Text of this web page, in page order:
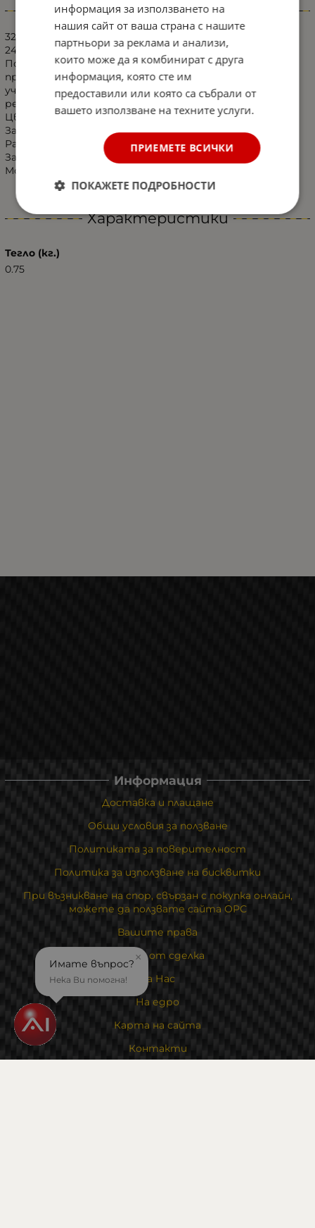
Информация
32 Led Лед Сигнална лампа, аварийна, маяк, буркан 12V
24Vс магнитна база -
Подходяща за пътни превозни средства, които
превишават габарита или са опасни за останалите
участници в движението: трактори, комбайни,
репатраци, снегорини, аварийни автомобили и др.
Цвят - жълт.
Захранване - 12V
Размери: 160 х 128 мм
Закрепване: магнит
Мощност: 15W
Характеристики
Тегло (кг.)
0.75
Информация
Доставка и плащане
Общи условия за ползване
Политиката за поверителност
Политика за използване на бисквитки
При възникване на спор, свързан с покупка онлайн,
можете да ползвате сайта ОРС
Вашите права
Отказ от сделка
За Нас
На едро
Карта на сайта
Контакти
информация за използването на
нашия сайт от ваша страна с нашите
партньори за реклама и анализи,
които може да я комбинират с друга
информация, която сте им
предоставили или която са събрали от
вашето използване на техните услуги.
ПРИЕМЕТЕ ВСИЧКИ
ПОКАЖЕТЕ ПОДРОБНОСТИ
×
Имате въпрос?
Нека Ви помогна!